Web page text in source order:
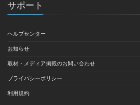
サポート
ヘルプセンター
お知らせ
取材・メディア掲載のお問い合わせ
プライバシーポリシー
利用規約